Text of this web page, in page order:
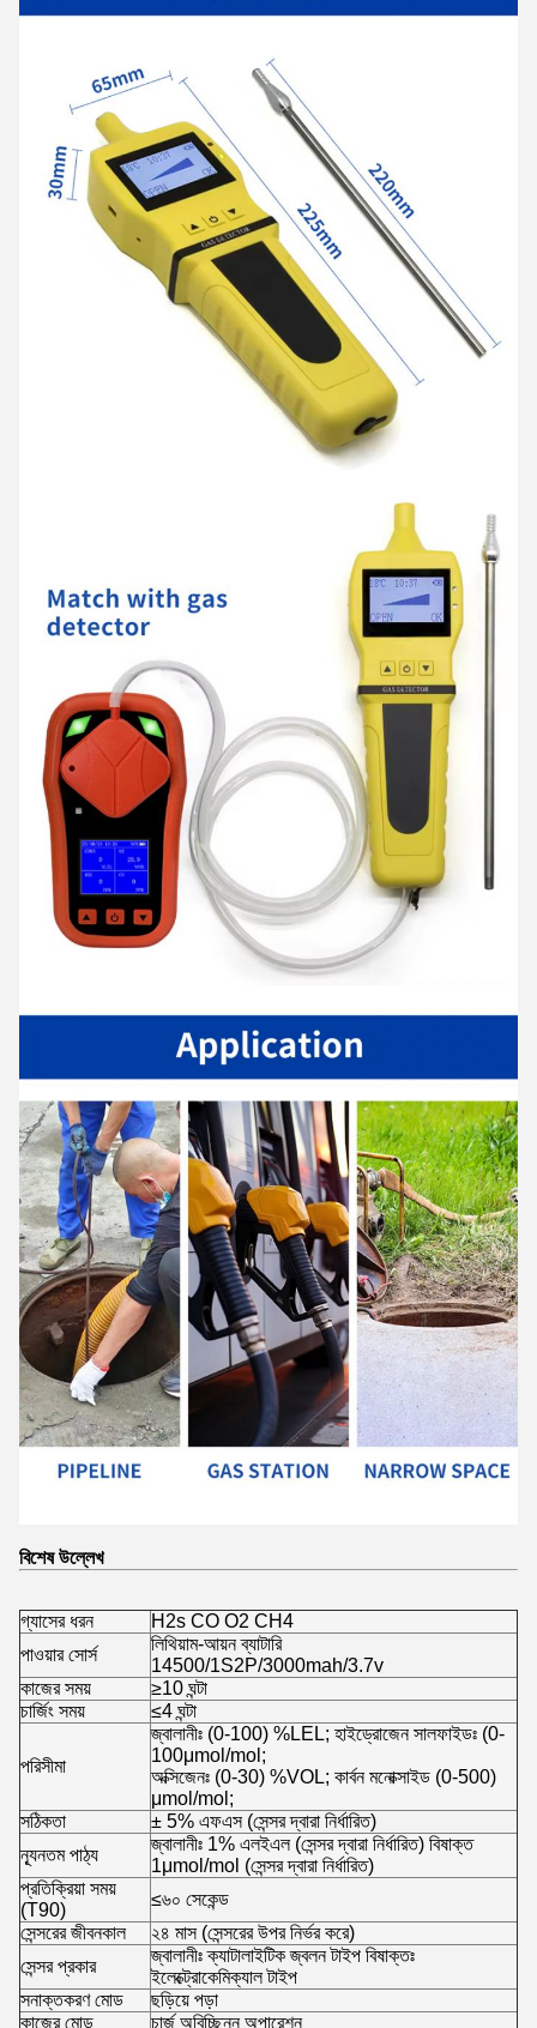
বিশেষ উল্লেখ
গ্যাসের ধরন
H2s CO O2 CH4
পাওয়ার সোর্স
লিথিয়াম-আয়ন ব্যাটারি
14500/1S2P/3000mah/3.7v
কাজের সময়
≥10 ঘন্টা
চার্জিং সময়
≤4 ঘন্টা
পরিসীমা
জ্বালানীঃ (0-100) %LEL; হাইড্রোজেন সালফাইডঃ (0-
100μmol/mol;
অক্সিজেনঃ (0-30) %VOL; কার্বন মনোক্সাইড (0-500)
μmol/mol;
সঠিকতা
± 5% এফএস (সেন্সর দ্বারা নির্ধারিত)
ন্যূনতম পাঠ্য
জ্বালানীঃ 1% এলইএল (সেন্সর দ্বারা নির্ধারিত) বিষাক্ত
1μmol/mol (সেন্সর দ্বারা নির্ধারিত)
প্রতিক্রিয়া সময়
(T90)
≤৬০ সেকেন্ড
সেন্সরের জীবনকাল
২৪ মাস (সেন্সরের উপর নির্ভর করে)
সেন্সর প্রকার
জ্বালানীঃ ক্যাটালাইটিক জ্বলন টাইপ বিষাক্তঃ
ইলেক্ট্রোকেমিক্যাল টাইপ
সনাক্তকরণ মোড
ছড়িয়ে পড়া
কাজের মোড
চার্জ অবিচ্ছিন্ন অপারেশন